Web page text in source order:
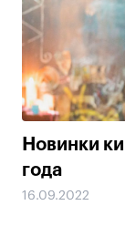
Новинки
года
16.09.2022